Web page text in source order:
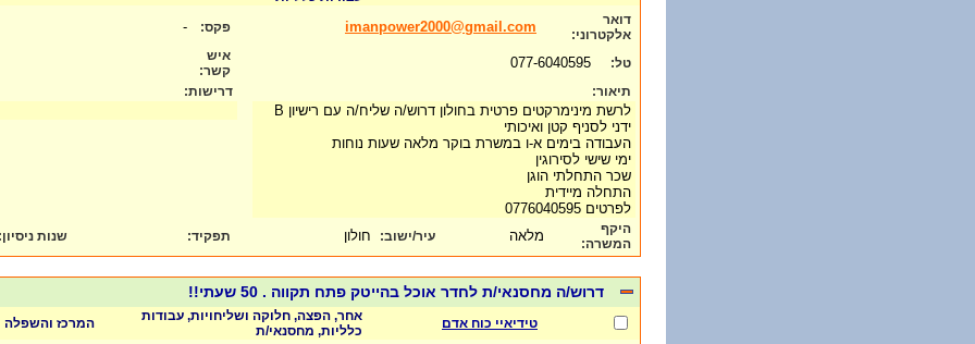
דואר
אלקטרוני:
imanpower2000@gmail.com פקס: -
טל:
איש
קשר:
תיאור:
לרשת מינימרקטים פרטית בחולון דרוש/ה שליח/ה עם רישיון B
ידני לסניף קטן ואיכותי
העבודה בימים א-ו במשרת בוקר מלאה שעות נוחות
ימי שישי לסירוגין
שכר התחלתי הוגן
התחלה מיידית
לפרטים 0776040595
דרישות:
היקף
המשרה:
מלאה עיר/ישוב: חולון תפקיד: שנות ניסיון:
דרוש/ה מחסנאי/ת לחדר אוכל בהייטק פתח תקווה . 50 שעתי!!
טידיאיי כוח אדם
אחר, הפצה, חלוקה ושליחויות, עבודות
כלליות, מחסנאי/ת
המרכז והשפלה